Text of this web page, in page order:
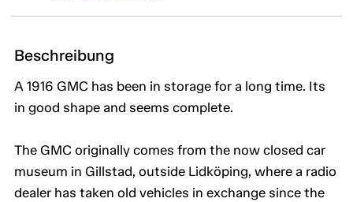
Beschreibung
A 1916 GMC has been in storage for a long time. Its
in good shape and seems complete.
The GMC originally comes from the now closed car
museum in Gillstad, outside Lidköping, where a radio
dealer has taken old vehicles in exchange since the